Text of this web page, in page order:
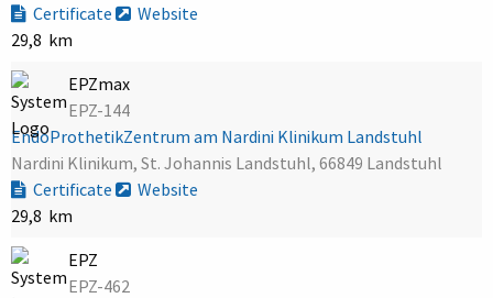
Certificate
Website
29,8 km
EPZmax
EPZ-144
EndoProthetikZentrum am Nardini Klinikum Landstuhl
Nardini Klinikum, St. Johannis Landstuhl, 66849 Landstuhl
Certificate
Website
29,8 km
EPZ
EPZ-462